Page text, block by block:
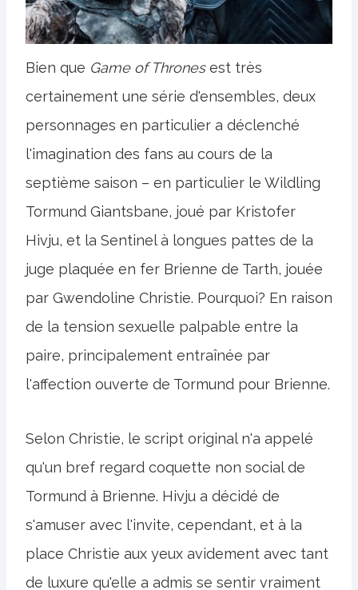
Bien que Game of Thronesest très
certainement une série d'ensembles, deux
personnages en particulier a déclenché
l'imagination des fans au cours de la
septième saison – en particulier le Wildling
Tormund Giantsbane, joué par Kristofer
Hivju, et la Sentinel à longues pattes de la
juge plaquée en fer Brienne de Tarth, jouée
par Gwendoline Christie. Pourquoi? En raison
de la tension sexuelle palpable entre la
paire, principalement entraînée par
l'affection ouverte de Tormund pour Brienne.
Selon Christie, le script original n'a appelé
qu'un bref regard coquette non social de
Tormund à Brienne. Hivju a décidé de
s'amuser avec l'invite, cependant, et à la
place Christie aux yeux avidement avec tant
de luxure qu'elle a admis se sentir vraiment